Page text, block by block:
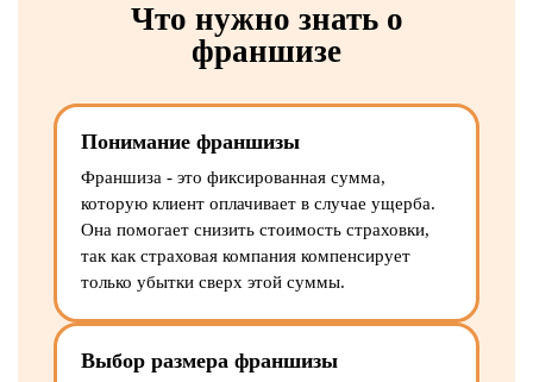
Что нужно знать о
франшизе
Понимание франшизы
Франшиза - это фиксированная сумма,
которую клиент оплачивает в случае ущерба.
Она помогает снизить стоимость страховки,
так как страховая компания компенсирует
только убытки сверх этой суммы.
Выбор размера франшизы